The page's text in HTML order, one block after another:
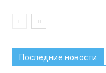
Последние новости